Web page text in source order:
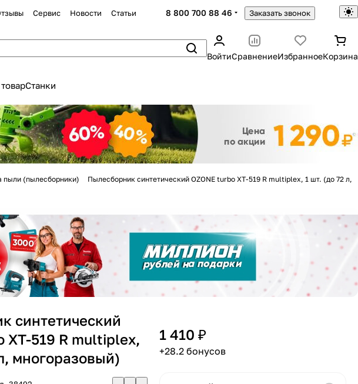
Сервис Новости Статьи 8 800 700 88 46 Заказать звонок
ВойтиСравнениеИзбранноеКорзина
Станки
пыли (пылесборники)
Пылесборник синтетический OZONE turbo XT-519 R multiplex, 1 шт. (до 72 л,
синтетический
XT-519 R multiplex,
многоразовый)
1 410 ₽
+28.2 бонусов